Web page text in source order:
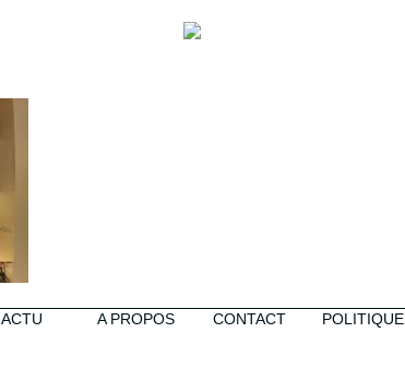
ACTU A PROPOS CONTACT POLITIQUE